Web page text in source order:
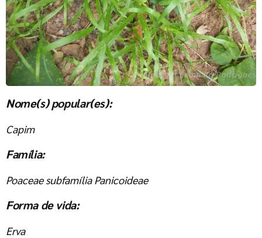
Nome(s) popular(es):
Capim
Família:
Poaceae subfamília Panicoideae
Forma de vida:
Erva